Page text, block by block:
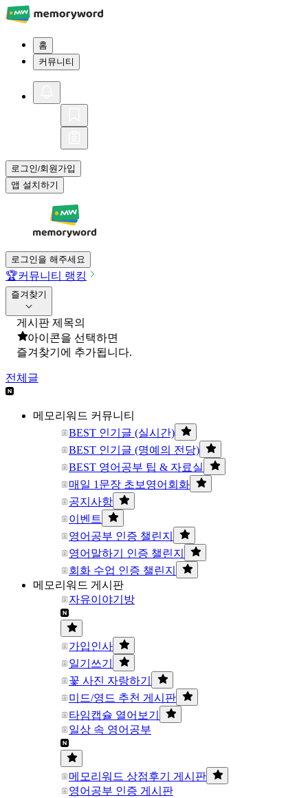
홈
커뮤니티
로그인/회원가입
앱 설치하기
로그인을 해주세요
🏆커뮤니티 랭킹
즐겨찾기
게시판 제목의
아이콘을 선택하면
즐겨찾기에 추가됩니다.
전체글
메모리워드 커뮤니티
BEST 인기글 (실시간)
BEST 인기글 (명예의 전당)
BEST 영어공부 팁 & 자료실
매일 1문장 초보영어회화
공지사항
이벤트
영어공부 인증 챌린지
영어말하기 인증 챌린지
회화 수업 인증 챌린지
메모리워드 게시판
자유이야기방
가입인사
일기쓰기
꽃 사진 자랑하기
미드/영드 추천 게시판
타임캡슐 열어보기
일상 속 영어공부
메모리워드 상점후기 게시판
영어공부 인증 게시판